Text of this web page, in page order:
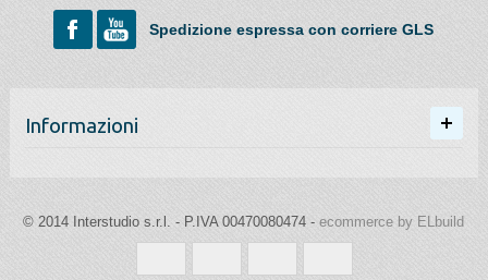
Spedizione espressa con corriere GLS
Informazioni
© 2014 Interstudio s.r.l. - P.IVA 00470080474 -ecommerce by ELbuild